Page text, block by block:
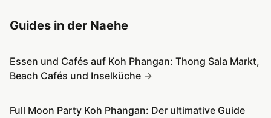
Guides in der Naehe
Essen und Cafés auf Koh Phangan: Thong Sala Markt,
Beach Cafés und Inselküche
Full Moon Party Koh Phangan: Der ultimative Guide